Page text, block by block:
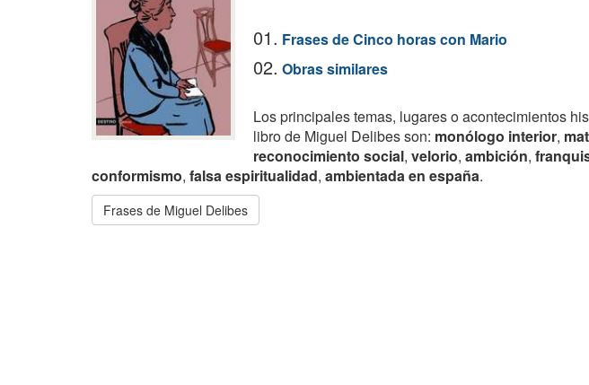
01. Frases de Cinco horas con Mario
02. Obras similares
Los principales temas, lugares o acontecimientos
libro de Miguel Delibes son: monólogo interior,
reconocimiento social, velorio, ambición,
conformismo, falsa espiritualidad, ambientada en españa.
Frases de Miguel Delibes